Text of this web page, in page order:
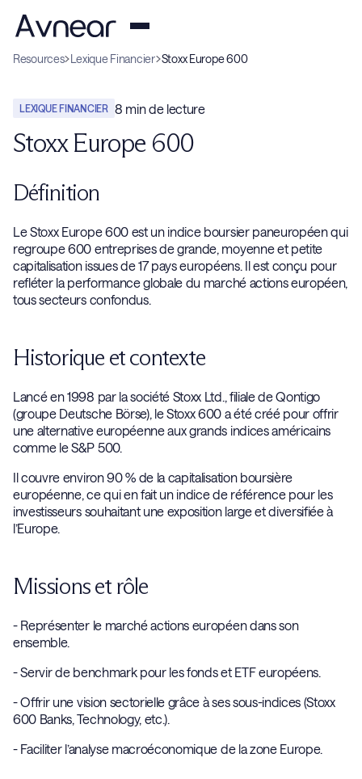
Resources Lexique Financier Stoxx Europe 600
LEXIQUE FINANCIER 8 min de lecture
Stoxx Europe 600
Définition
Le Stoxx Europe 600 est un indice boursier paneuropéen qui
regroupe 600 entreprises de grande, moyenne et petite
capitalisation issues de 17 pays européens. Il est conçu pour
refléter la performance globale du marché actions européen,
tous secteurs confondus.
Historique et contexte
Lancé en 1998 par la société Stoxx Ltd., filiale de Qontigo
(groupe Deutsche Börse), le Stoxx 600 a été créé pour offrir
une alternative européenne aux grands indices américains
comme le S&P 500.
Il couvre environ 90 % de la capitalisation boursière
européenne, ce qui en fait un indice de référence pour les
investisseurs souhaitant une exposition large et diversifiée à
l’Europe.
Missions et rôle
- Représenter le marché actions européen dans son
ensemble.
- Servir de benchmark pour les fonds et ETF européens.
- Offrir une vision sectorielle grâce à ses sous-indices (Stoxx
600 Banks, Technology, etc.).
- Faciliter l’analyse macroéconomique de la zone Europe.